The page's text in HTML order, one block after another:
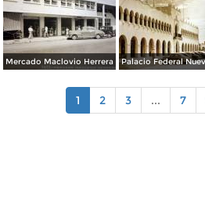
Mercado Maclovio Herrera
1 2 3 ... 7